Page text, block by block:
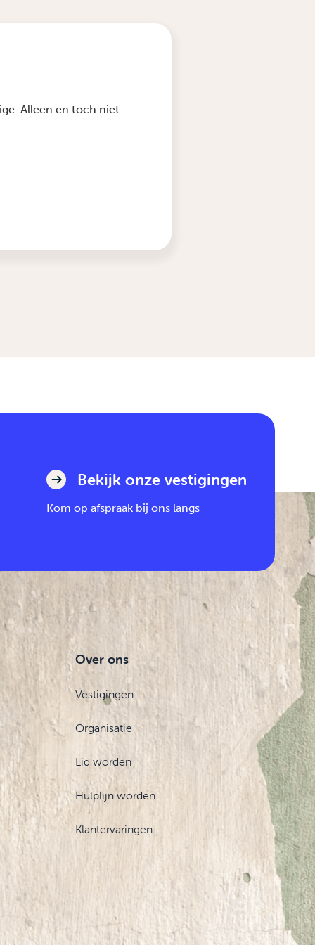
Alleen en toch niet
Bekijk onze vestigingen
Kom op afspraak bij ons langs
Over ons
Vestigingen
Organisatie
Lid worden
Hulplijn worden
Klantervaringen